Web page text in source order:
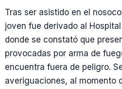
Tras ser asistido en el
joven fue derivado al
donde se constató que
provocadas por arma de
encuentra fuera de peligro.
averiguaciones, al momento